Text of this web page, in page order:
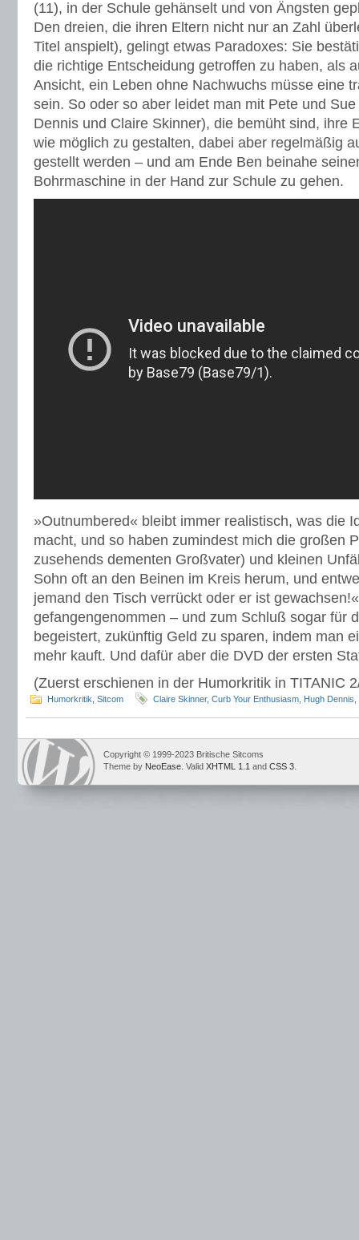
(11), in der Schule gehänselt und von Ängsten
Den dreien, die ihren Eltern nicht nur an Zahl
Titel anspielt), gelingt etwas Paradoxes: Sie
die richtige Entscheidung getroffen zu haben, als
Ansicht, ein Leben ohne Nachwuchs müsse eine
sein. So oder so aber leidet man mit Pete und
Dennis und Claire Skinner), die bemüht sind, ihre
wie möglich zu gestalten, dabei aber regelmäßig
gestellt werden – und am Ende Ben beinahe
Bohrmaschine in der Hand zur Schule zu gehen.
»Outnumbered« bleibt immer realistisch, was die
macht, und so haben zumindest mich die großen
zusehends dementen Großvater) und kleinen
Sohn oft an den Beinen im Kreis herum, und
jemand den Tisch verrückt oder er ist
gefangengenommen – und zum Schluß sogar für
begeistert, zukünftig Geld zu sparen, indem man
mehr kauft. Und dafür aber die DVD der ersten
(Zuerst erschienen in der Humorkritik in TITANIC
Humorkritik Sitcom Claire Skinner, Curb Your Enthusiasm Hugh Dennis
Copyright © 1999-2023 Britische Sitcoms
Theme by NeoEase . Valid XHTML 1.1 and CSS 3